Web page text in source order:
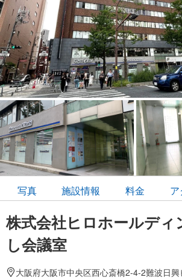
株式会社ヒロホールデ
し会議室
大阪府大阪市中央区西心斎橋2-4-2難波日興
写真 施設情報 料金